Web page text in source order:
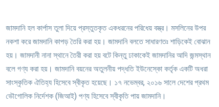
জামদানি হল কার্পাস তুলা দিয়ে প্রস্তুতকৃত একধরনের পরিধেয় বস্ত্র। মসলিনের উপর
নকশা করে জামদানি কাপড় তৈরি করা হয়। জামদানি বলতে সাধারণত‍ঃ শাড়িকেই বোঝান
হয়। জামদানী নানা স্থানে তৈরী করা হয় বটে কিন্তু ঢাকাকেই জামদানির আদি জন্মস্থান
বলে গণ্য করা হয়। জামদানি বয়নের অতুলনীয় পদ্ধতি ইউনেস্কো কর্তৃক একটি অধরা
সাংস্কৃতিক ঐতিহ্য হিসেবে স্বীকৃত হয়েছে। ১৭ নভেম্বর, ২০১৬ সালে দেশের প্রথম
ভৌগোলিক নির্দেশক (জিআই) পণ্য হিসেবে স্বীকৃতি পায় জামদানি।